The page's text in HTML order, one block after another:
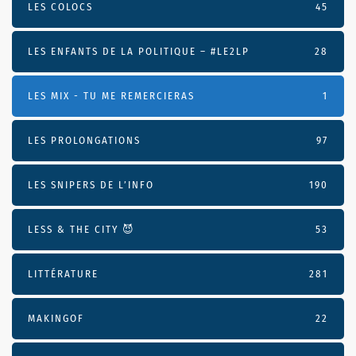
LES COLOCS 45
LES ENFANTS DE LA POLITIQUE – #LE2LP 28
LES MIX - TU ME REMERCIERAS 1
LES PROLONGATIONS 97
LES SNIPERS DE L’INFO 190
LESS & THE CITY 😈 53
LITTÉRATURE 281
MAKINGOF 22